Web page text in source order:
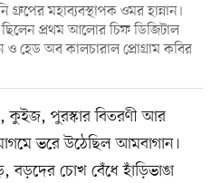
গ্রুপের মহাব্যবস্থাপক ওমর হান্নান।
প্রথম আলোর চিফ ডিজিটাল
হেড অব কালচারাল প্রোগ্রাম কবির
কুইজ, পুরস্কার বিতরণী আর
ভরে উঠেছিল আমবাগান।
বড়দের চোখ বেঁধে হাঁড়িভাঙা